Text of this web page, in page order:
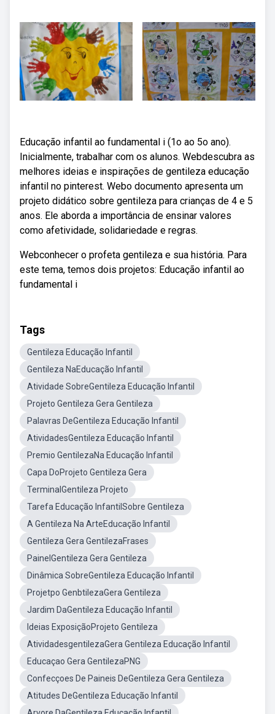
Educação infantil ao fundamental i (1o ao 5o ano).
Inicialmente, trabalhar com os alunos. Webdescubra as
melhores ideias e inspirações de gentileza educação
infantil no pinterest. Webo documento apresenta um
projeto didático sobre gentileza para crianças de 4 e 5
anos. Ele aborda a importância de ensinar valores
como afetividade, solidariedade e regras.
Webconhecer o profeta gentileza e sua história. Para
este tema, temos dois projetos: Educação infantil ao
fundamental i
Tags
Gentileza Educação Infantil
Gentileza NaEducação Infantil
Atividade SobreGentileza Educação Infantil
Projeto Gentileza Gera Gentileza
Palavras DeGentileza Educação Infantil
AtividadesGentileza Educação Infantil
Premio GentilezaNa Educação Infantil
Capa DoProjeto Gentileza Gera
TerminalGentileza Projeto
Tarefa Educação InfantilSobre Gentileza
A Gentileza Na ArteEducação Infantil
Gentileza Gera GentilezaFrases
PainelGentileza Gera Gentileza
Dinâmica SobreGentileza Educação Infantil
Projetpo GenbtilezaGera Gentileza
Jardim DaGentileza Educação Infantil
Ideias ExposiçãoProjeto Gentileza
AtividadesgentilezaGera Gentileza Educação Infantil
Educaçao Gera GentilezaPNG
Confecçoes De Paineis DeGentileza Gera Gentileza
Atitudes DeGentileza Educação Infantil